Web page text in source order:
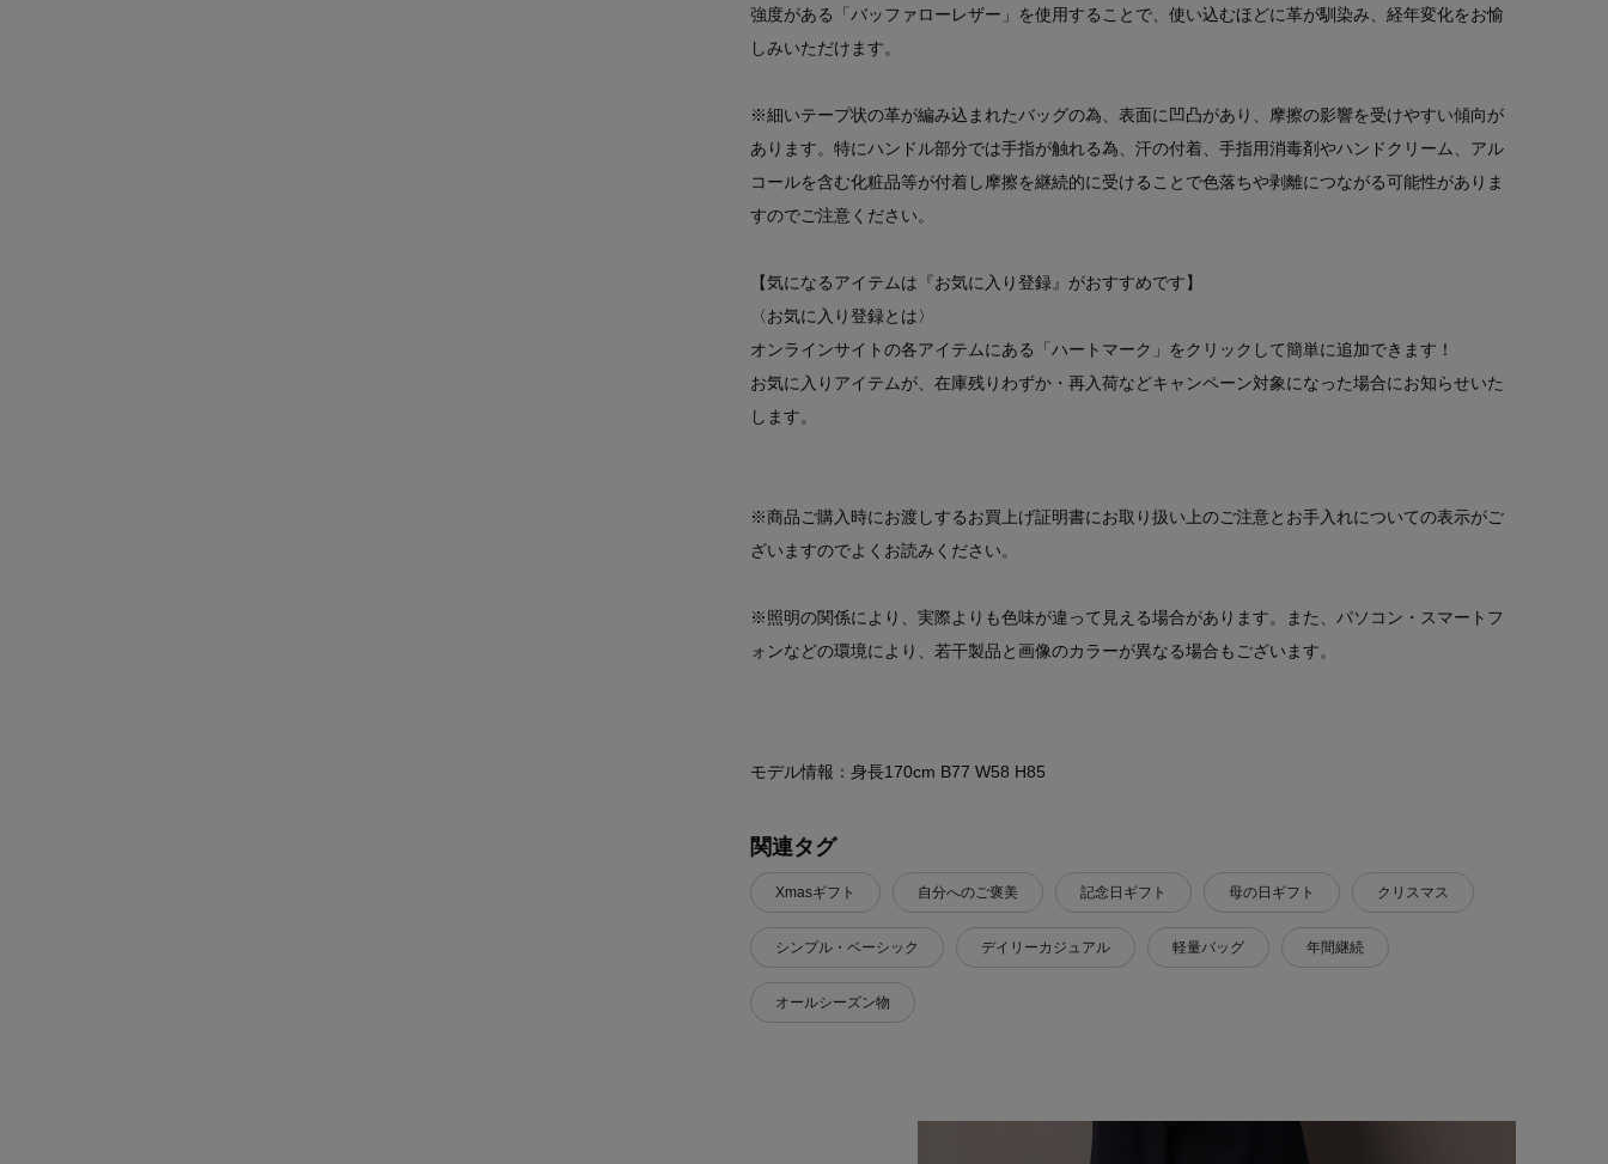
強度がある「バッファローレザー」を使用することで、使い込むほどに革が馴染み、経年変化をお愉
しみいただけます。
※細いテープ状の革が編み込まれたバッグの為、表面に凹凸があり、摩擦の影響を受けやすい傾向が
あります。特にハンドル部分では手指が触れる為、汗の付着、手指用消毒剤やハンドクリーム、アル
コールを含む化粧品等が付着し摩擦を継続的に受けることで色落ちや剥離につながる可能性がありま
すのでご注意ください。
【気になるアイテムは『お気に入り登録』がおすすめです】
〈お気に入り登録とは〉
オンラインサイトの各アイテムにある「ハートマーク」をクリックして簡単に追加できます！
お気に入りアイテムが、在庫残りわずか・再入荷などキャンペーン対象になった場合にお知らせいた
します。
※商品ご購入時にお渡しするお買上げ証明書にお取り扱い上のご注意とお手入れについての表示がご
ざいますのでよくお読みください。
※照明の関係により、実際よりも色味が違って見える場合があります。また、パソコン・スマートフ
ォンなどの環境により、若干製品と画像のカラーが異なる場合もございます。
モデル情報：身長170cm B77 W58 H85
関連タグ
Xmasギフト 自分へのご褒美 記念日ギフト 母の日ギフト クリスマス
シンプル・ベーシック デイリーカジュアル 軽量バッグ 年間継続
オールシーズン物